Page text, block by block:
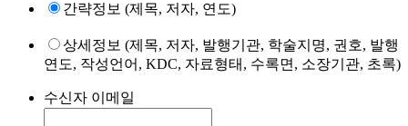
간략정보 (제목, 저자, 연도)
상세정보 (제목, 저자, 발행기관, 학술지명, 권호, 발행
연도, 작성언어, KDC, 자료형태, 수록면, 소장기관, 초록)
수신자 이메일